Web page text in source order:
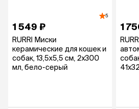
5
1 549 ₽
RURRI Миски
керамические для кошек и
собак, 13,5х5,5 см, 2x300
мл, бело-серый
1